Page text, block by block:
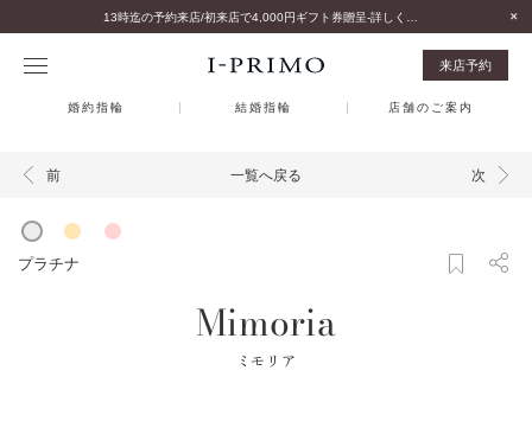
来店予約
婚約指輪 結婚指輪 店舗のご案内
前 一覧へ戻る 次
プラチナ
Mimoria
ミモリア